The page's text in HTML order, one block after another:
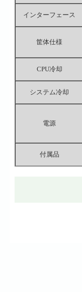
インターフェース
筐体仕様
CPU冷却
システム冷却
電源
付属品